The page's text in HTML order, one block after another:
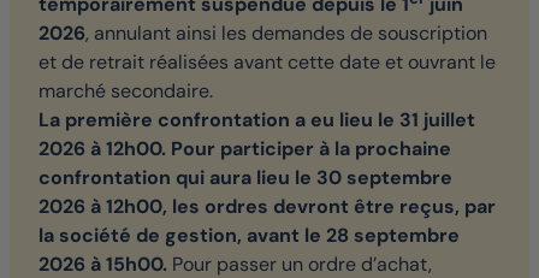
2026, annulant ainsi les demandes de souscription
et de retrait réalisées avant cette date et ouvrant le
marché secondaire.
La première confrontation a eu lieu le 31 juillet
2026 à 12h00. Pour participer à la prochaine
confrontation qui aura lieu le 30 septembre
2026 à 12h00, les ordres devront être reçus, par
la société de gestion, avant le 28 septembre
2026 à 15h00. Pour passer un ordre d’achat,